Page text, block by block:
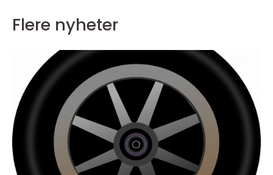
Flere nyheter